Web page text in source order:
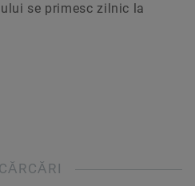
se primesc zilnic la